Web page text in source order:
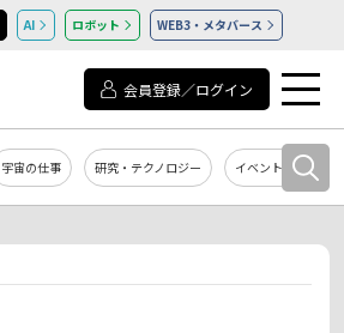
AI ロボット WEB3・メタバース
会員登録／ログイン
宇宙の仕事 研究・テクノロジー イベント・セミナー